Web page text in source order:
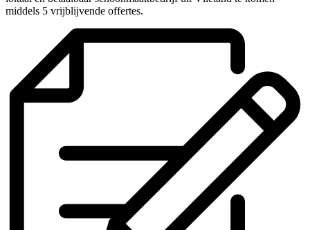
middels 5 vrijblijvende offertes.